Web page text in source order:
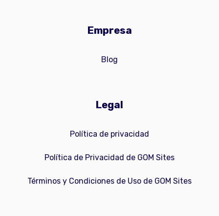
Empresa
Blog
Legal
Política de privacidad
Política de Privacidad de GOM Sites
Términos y Condiciones de Uso de GOM Sites